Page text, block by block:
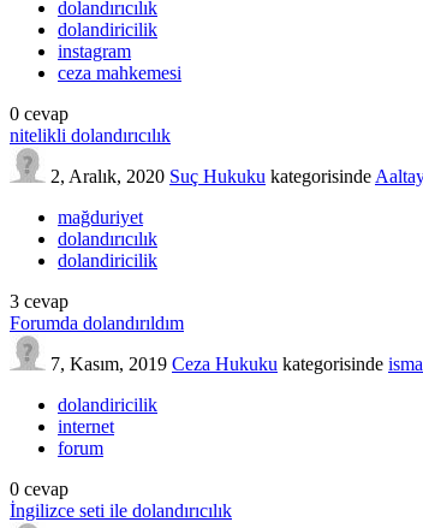
dolandırıcılık
dolandiricilik
instagram
ceza mahkemesi
0 cevap
nitelikli dolandırıcılık
2, Aralık, 2020 Suç Hukuku kategorisinde
mağduriyet
dolandırıcılık
dolandiricilik
3 cevap
Forumda dolandırıldım
7, Kasım, 2019 Ceza Hukuku kategorisinde
dolandiricilik
internet
forum
0 cevap
İngilizce seti ile dolandırıcılık